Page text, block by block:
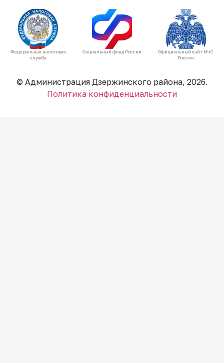
Федеральная налоговая
служба
Социальный фонд России
Официальный сайт МЧС
России
© Администрация Дзержинского района, 2026.
Политика конфиденциальности